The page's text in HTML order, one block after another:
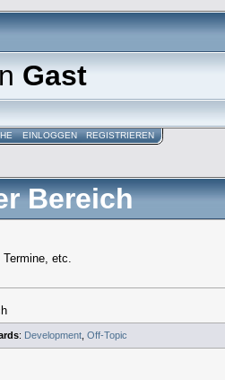
Gast
EINLOGGEN REGISTRIEREN
Bereich
etc.
: Development ,Off-Topic